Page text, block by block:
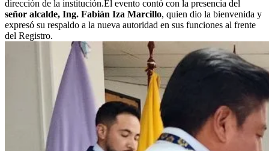
dirección de la institución.El evento contó con la presencia del
señor alcalde, Ing. Fabián Iza Marcillo, quien dio la bienvenida y
expresó su respaldo a la nueva autoridad en sus funciones al frente
del Registro.